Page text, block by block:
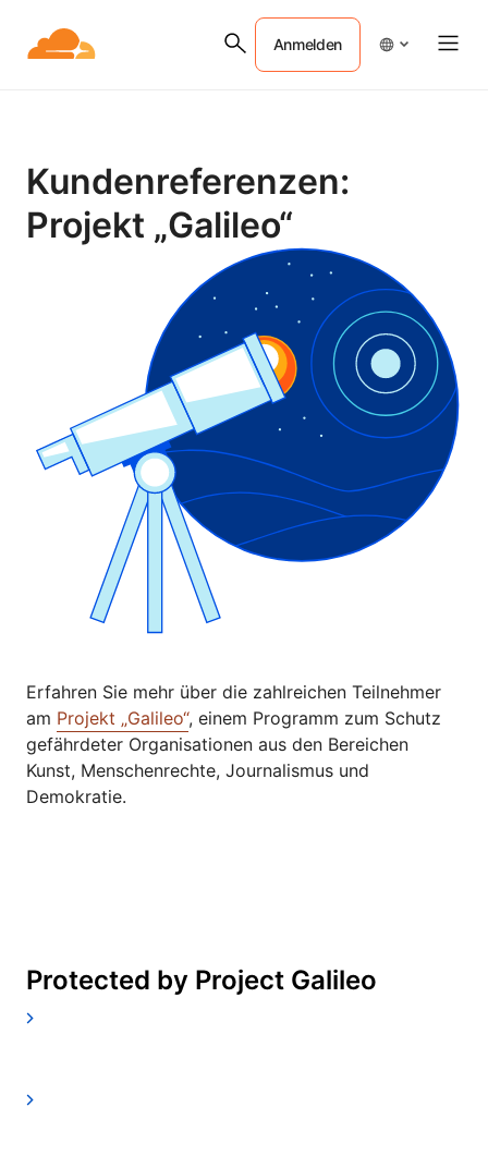
Anmelden
Kundenreferenzen:
Projekt „Galileo“
Erfahren Sie mehr über die zahlreichen Teilnehmer
am Projekt „Galileo“, einem Programm zum Schutz
gefährdeter Organisationen aus den Bereichen
Kunst, Menschenrechte, Journalismus und
Demokratie.
Protected by Project Galileo